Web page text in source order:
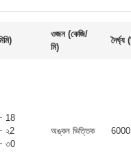
ওজন (কেজি/
মি)
দৈর্ঘ্য
18
২2
৩0
অঙ্কন ভিত্তিক 6000